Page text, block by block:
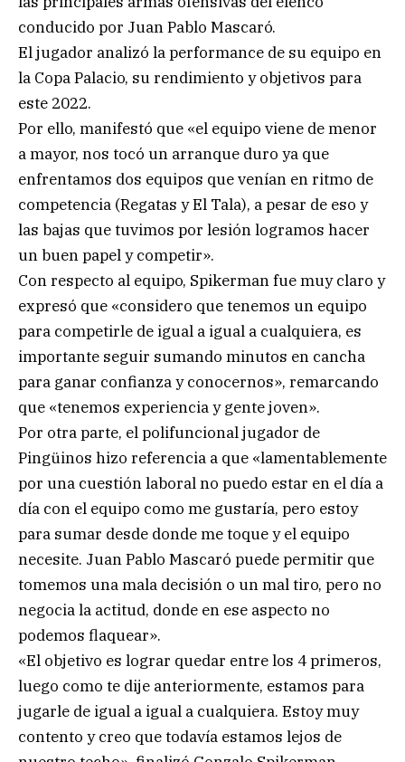
conducido por Juan Pablo Mascaró.
El jugador analizó la performance de su equipo en
la Copa Palacio, su rendimiento y objetivos para
este 2022.
Por ello, manifestó que «el equipo viene de menor
a mayor, nos tocó un arranque duro ya que
enfrentamos dos equipos que venían en ritmo de
competencia (Regatas y El Tala), a pesar de eso y
las bajas que tuvimos por lesión logramos hacer
un buen papel y competir».
Con respecto al equipo, Spikerman fue muy claro y
expresó que «considero que tenemos un equipo
para competirle de igual a igual a cualquiera, es
importante seguir sumando minutos en cancha
para ganar confianza y conocernos», remarcando
que «tenemos experiencia y gente joven».
Por otra parte, el polifuncional jugador de
Pingüinos hizo referencia a que «lamentablemente
por una cuestión laboral no puedo estar en el día a
día con el equipo como me gustaría, pero estoy
para sumar desde donde me toque y el equipo
necesite. Juan Pablo Mascaró puede permitir que
tomemos una mala decisión o un mal tiro, pero no
negocia la actitud, donde en ese aspecto no
podemos flaquear».
«El objetivo es lograr quedar entre los 4 primeros,
luego como te dije anteriormente, estamos para
jugarle de igual a igual a cualquiera. Estoy muy
contento y creo que todavía estamos lejos de